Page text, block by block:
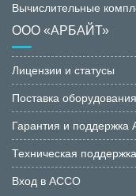
Вычислительные
ООО «АРБАЙТ»
Лицензии и статусы
Поставка
Гарантия и поддержка
Техническая
Вход в АССО